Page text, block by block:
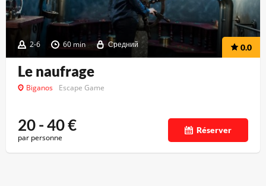
2-6 60 min Средний 0.0
Le naufrage
Biganos Escape Game
20 - 40€
par personne
Réserver